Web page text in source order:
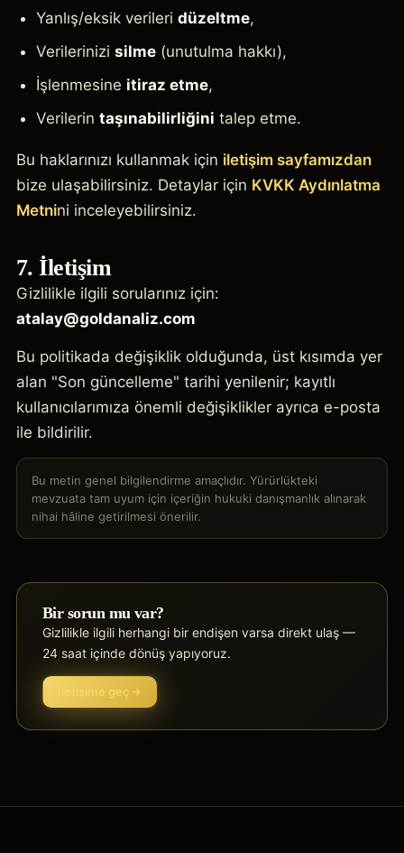
Yanlış/eksik verileri düzeltme,
Verilerinizi silme (unutulma hakkı),
İşlenmesine itiraz etme,
Verilerin taşınabilirliğini talep etme.
Bu haklarınızı kullanmak için iletişim sayfamızdan
bize ulaşabilirsiniz. Detaylar için KVKK Aydınlatma
Metnini inceleyebilirsiniz.
7. İletişim
Gizlilikle ilgili sorularınız için:
atalay@goldanaliz.com
Bu politikada değişiklik olduğunda, üst kısımda yer
alan "Son güncelleme" tarihi yenilenir; kayıtlı
kullanıcılarımıza önemli değişiklikler ayrıca e-posta
ile bildirilir.
Bu metin genel bilgilendirme amaçlıdır. Yürürlükteki
mevzuata tam uyum için içeriğin hukuki danışmanlık alınarak
nihai hâline getirilmesi önerilir.
Bir sorun mu var?
Gizlilikle ilgili herhangi bir endişen varsa direkt ulaş —
24 saat içinde dönüş yapıyoruz.
İletişime geç